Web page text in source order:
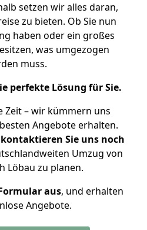
setzen wir alles daran,
zu bieten. Ob Sie nun
haben oder ein großes
was umgezogen
muss.
perfekte Lösung für Sie.
Zeit – wir kümmern uns
Angebote erhalten.
kontaktieren Sie uns noch
Umzug von
Löbau zu planen.
aus, und erhalten
Angebote.